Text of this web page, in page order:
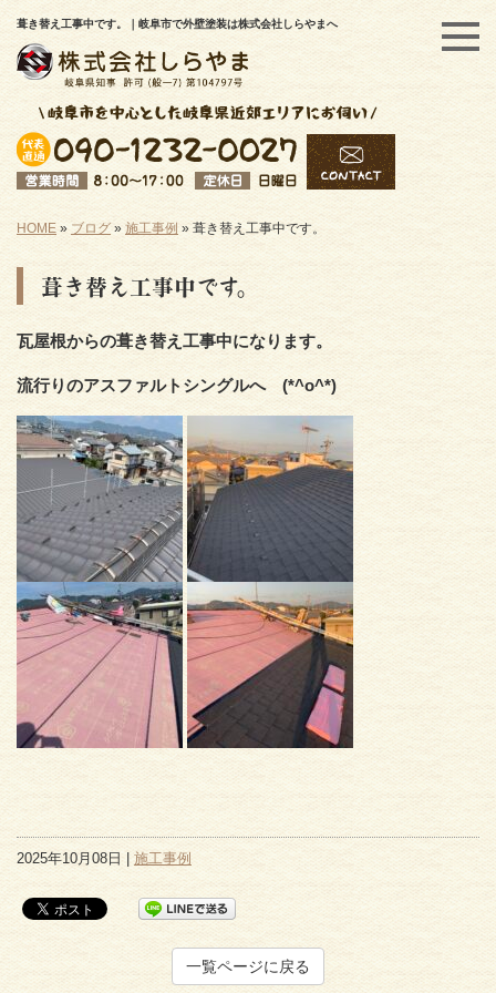
葺き替え工事中です。｜岐阜市で外壁塗装は株式会社しらやまへ
HOME » ブログ » 施工事例 » 葺き替え工事中です。
葺き替え工事中です。
瓦屋根からの葺き替え工事中になります。
流行りのアスファルトシングルへ (*^o^*)
2025年10月08日 | 施工事例
一覧ページに戻る